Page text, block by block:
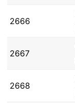
2666
2667
2668